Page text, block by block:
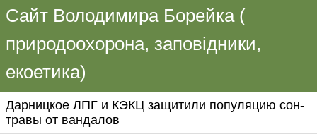
Сайт Володимира Борейка (
природоохорона, заповідники,
екоетика)
Дарницкое ЛПГ и КЭКЦ защитили популяцию сон-
травы от вандалов